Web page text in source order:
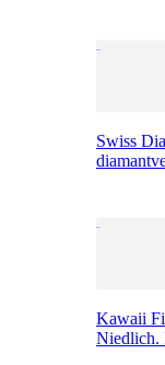
Swiss
Kawaii
Niedlich.